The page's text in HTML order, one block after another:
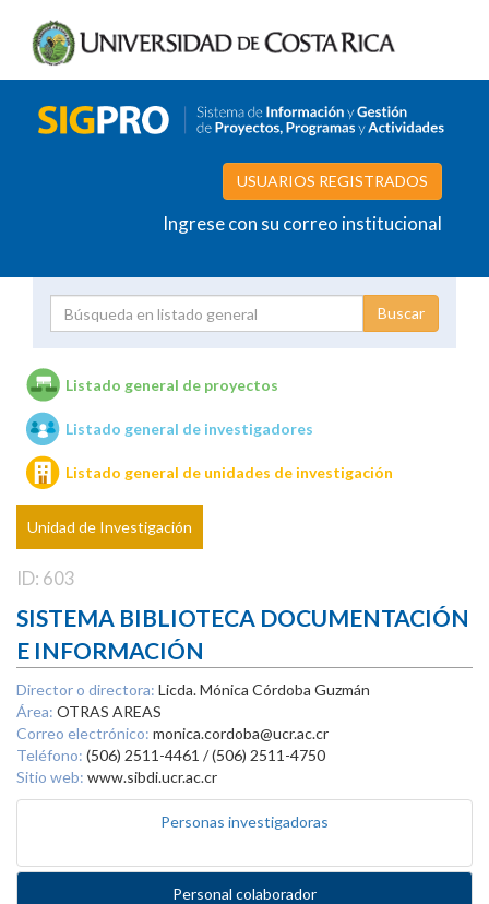
USUARIOS REGISTRADOS
Ingrese con su correo institucional
Unidades de investigación
Listado general de proyectos
Listado general de investigadores
Listado general de unidades de investigación
Unidad de Investigación
ID: 603
SISTEMA BIBLIOTECA DOCUMENTACIÓN
E INFORMACIÓN
Director o directora: Licda. Mónica Córdoba Guzmán
Área: OTRAS AREAS
Correo electrónico: monica.cordoba@ucr.ac.cr
Teléfono: (506) 2511-4461 / (506) 2511-4750
Sitio web: www.sibdi.ucr.ac.cr
Personas investigadoras
Personal colaborador